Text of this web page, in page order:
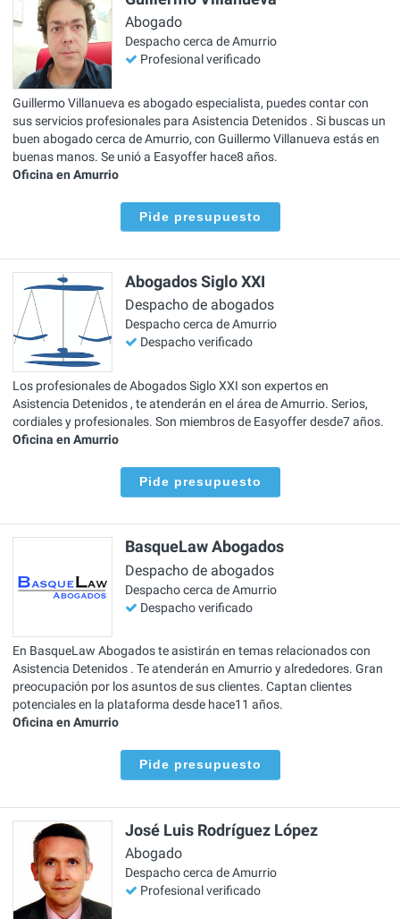
Abogado
Despacho cerca de Amurrio
Profesional verificado
Guillermo Villanueva es abogado especialista, puedes contar con
sus servicios profesionales para Asistencia Detenidos . Si buscas un
buen abogado cerca de Amurrio, con Guillermo Villanueva estás en
buenas manos. Se unió a Easyoffer hace8 años.
Oficina en Amurrio
Pide presupuesto
Abogados Siglo XXI
Despacho de abogados
Despacho cerca de Amurrio
Despacho verificado
Los profesionales de Abogados Siglo XXI son expertos en
Asistencia Detenidos , te atenderán en el área de Amurrio. Serios,
cordiales y profesionales. Son miembros de Easyoffer desde7 años.
Oficina en Amurrio
Pide presupuesto
BasqueLaw Abogados
Despacho de abogados
Despacho cerca de Amurrio
Despacho verificado
En BasqueLaw Abogados te asistirán en temas relacionados con
Asistencia Detenidos . Te atenderán en Amurrio y alrededores. Gran
preocupación por los asuntos de sus clientes. Captan clientes
potenciales en la plataforma desde hace11 años.
Oficina en Amurrio
Pide presupuesto
José Luis Rodríguez López
Abogado
Despacho cerca de Amurrio
Profesional verificado